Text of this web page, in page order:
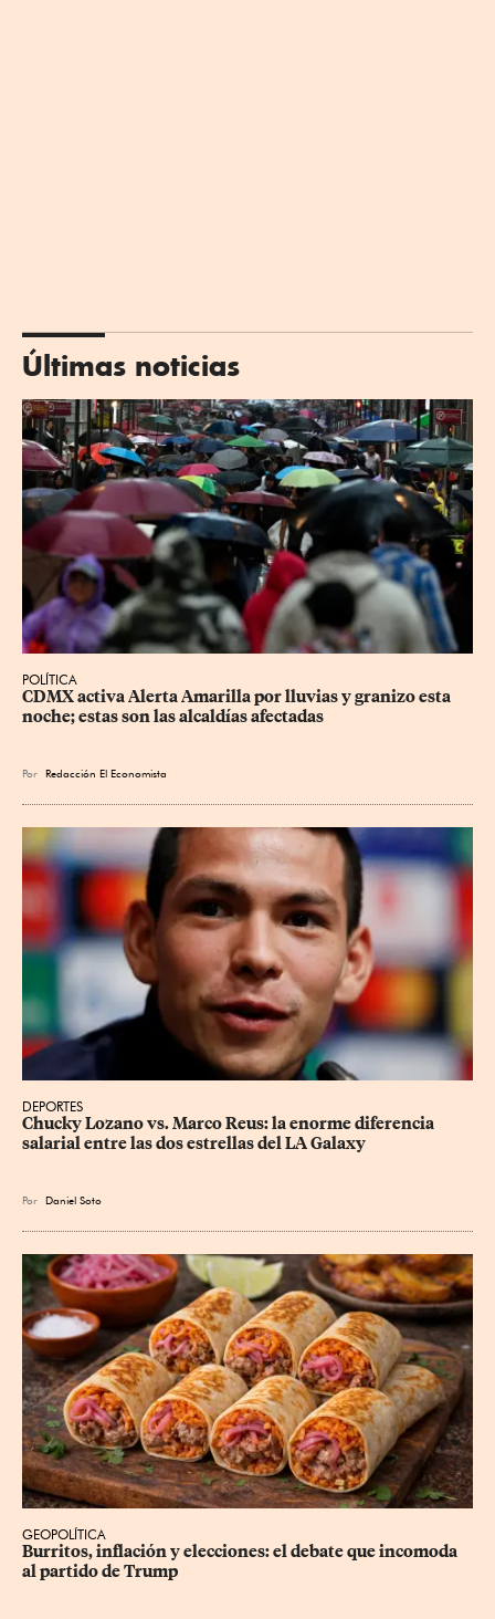
Últimas noticias
POLÍTICA
CDMX activa Alerta Amarilla por lluvias y granizo esta
noche; estas son las alcaldías afectadas
Por Redacción El Economista
DEPORTES
Chucky Lozano vs. Marco Reus: la enorme diferencia
salarial entre las dos estrellas del LA Galaxy
Por Daniel Soto
GEOPOLÍTICA
Burritos, inflación y elecciones: el debate que incomoda
al partido de Trump